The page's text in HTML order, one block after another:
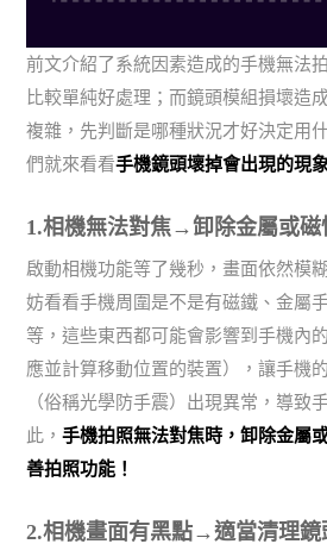
前文介紹了系統因素造成的手機無法
比較單純好處理；而鏡頭模組損壞造
複雜，先判斷是哪種狀況才好決定用
們就來看看手機鏡頭壞掉會出現的現
1.相機無法對焦→卸除金屬或磁
啟動相機功能等了幾秒，畫面依然模
妨看看手機周圍是不是有磁鐵、金屬
等，這些東西都可能會影響到手機內
應並計算移動位置的裝置），讓手機
（俗稱光學防手震）出現異常，導致
此，手機拍照無法對焦時，卸除金屬
善拍照功能！
2.相機畫面有黑點→適當清理鏡